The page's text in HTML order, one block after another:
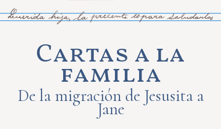
Cartas a la
familia
De la migración de Jesusita a
Jane